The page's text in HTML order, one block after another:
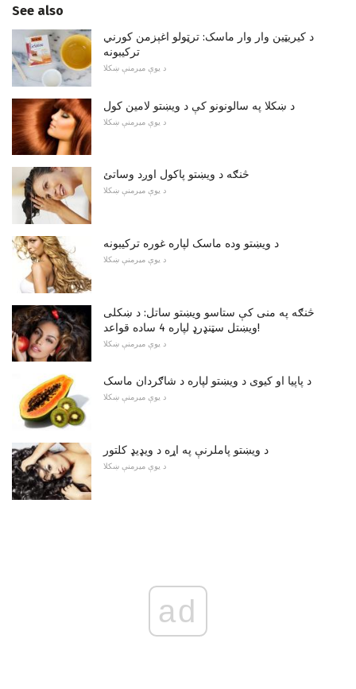
See also
د کیریټین وار وار ماسک: ترټولو اغېزمن کورني
ترکیبونه
د یوې میرمنې ښکلا
د ښکلا په سالونونو کې د ویښتو لامین کول
د یوې میرمنې ښکلا
څنګه د ویښتو پاکول اوږد وساتئ
د یوې میرمنې ښکلا
د ویښتو وده ماسک لپاره غوره ترکیبونه
د یوې میرمنې ښکلا
څنګه په منی کې ستاسو ویښتو ساتل: د ښکلی
ویښتل سټنډرډ لپاره 4 ساده قواعد!
د یوې میرمنې ښکلا
د پاپیا او کیوی د ویښتو لپاره د شاګردان ماسک
د یوې میرمنې ښکلا
د ویښتو پاملرنې په اړه د ویډیډ کلتور
د یوې میرمنې ښکلا
ad